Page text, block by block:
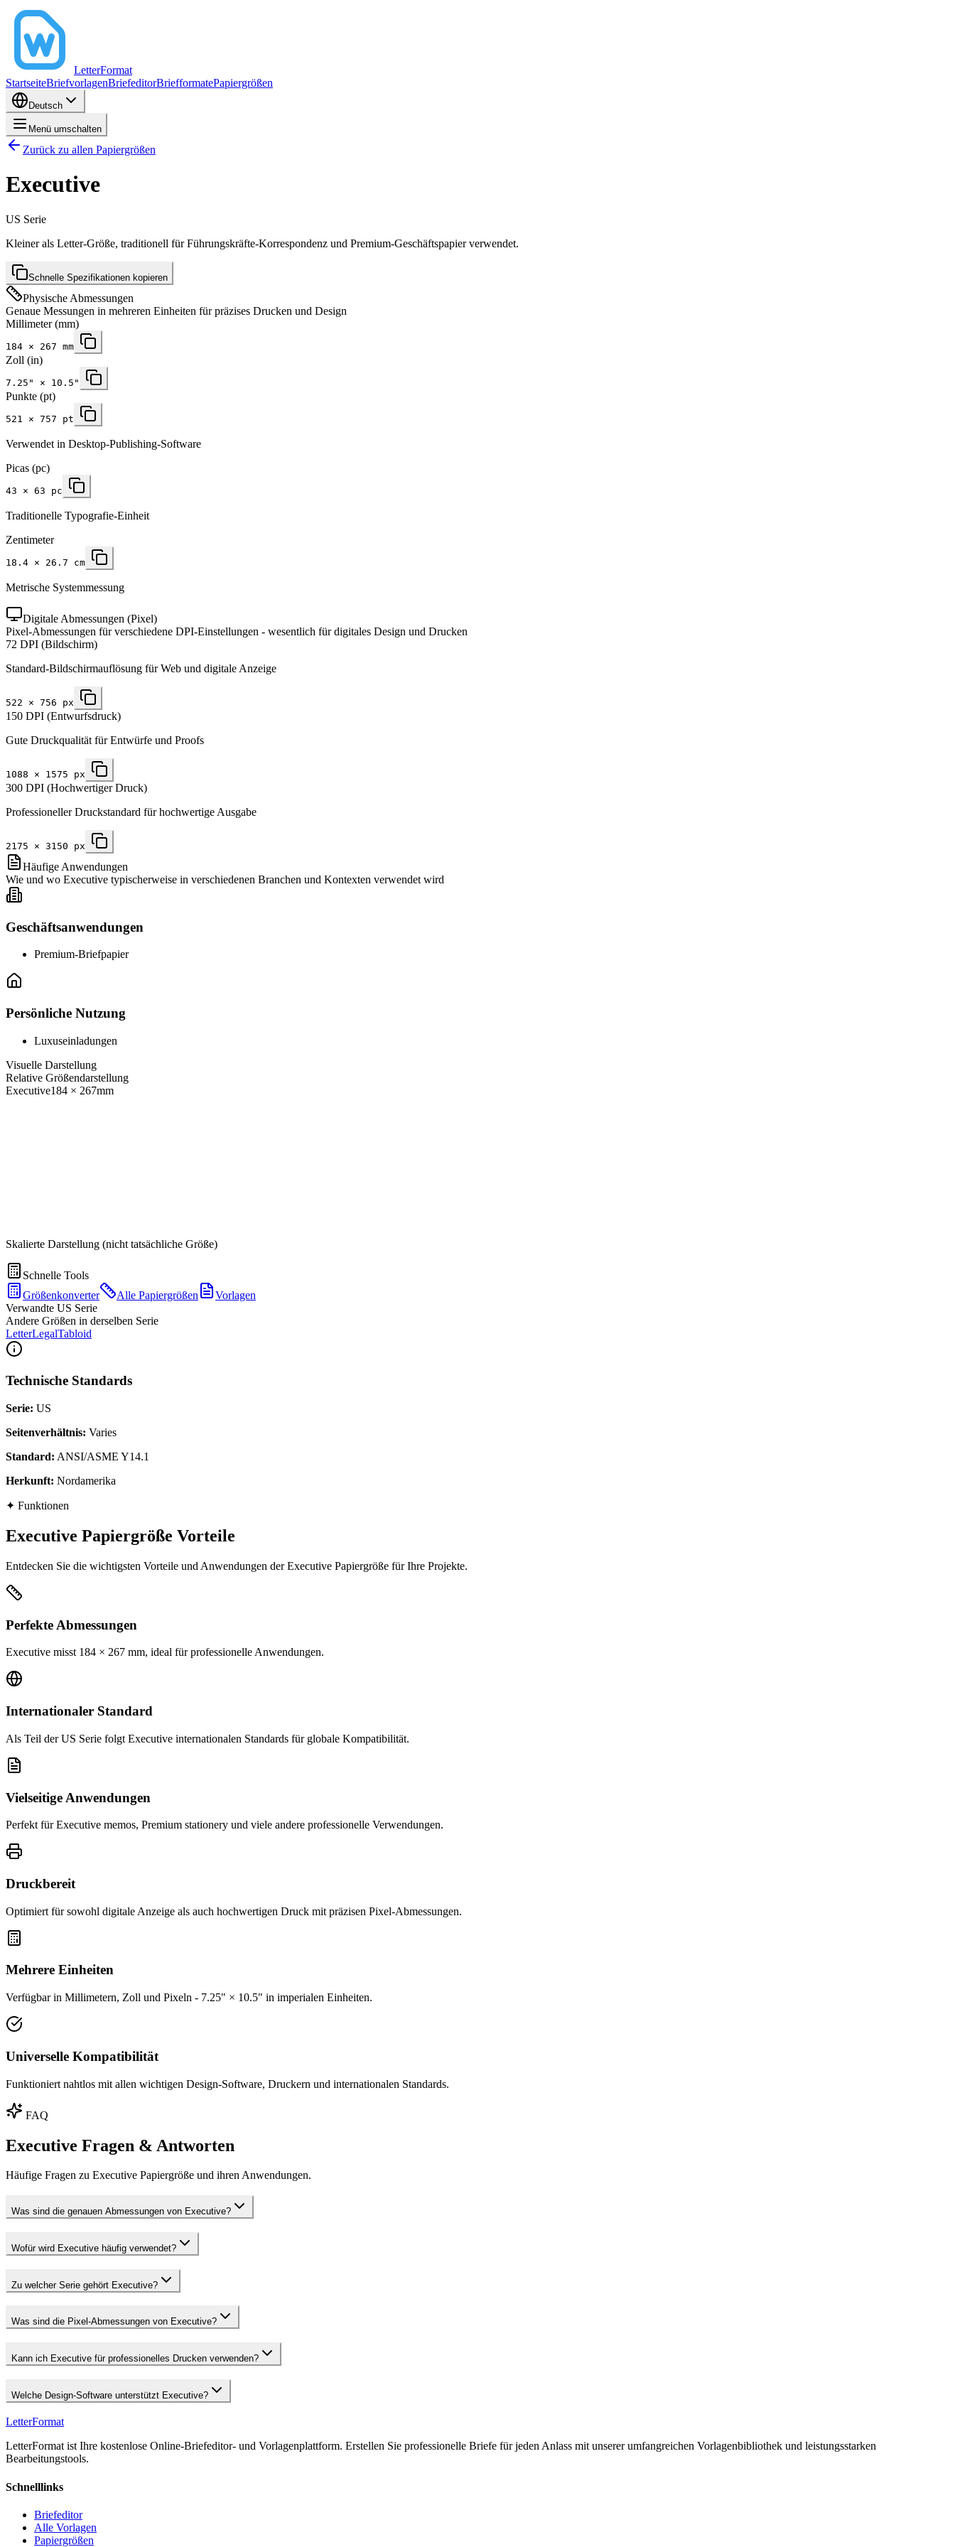
LetterFormat
StartseiteBriefvorlagenBriefeditorBriefformatePapiergrößen
Deutsch
Menü umschalten
Zurück zu allen Papiergrößen
Executive
US Serie
Kleiner als Letter-Größe, traditionell für Führungskräfte-Korrespondenz und Premium-Geschäftspapier verwendet.
Schnelle Spezifikationen kopieren
Physische Abmessungen
Genaue Messungen in mehreren Einheiten für präzises Drucken und Design
Millimeter(mm)
184 × 267 mm
Zoll (in)
7.25 " × 10.5 "
Punkte (pt)
521 × 757 pt
Verwendet in Desktop-Publishing-Software
Picas (pc)
43 × 63 pc
Traditionelle Typografie-Einheit
Zentimeter
18.4 × 26.7 cm
Metrische Systemmessung
Digitale Abmessungen (Pixel)
Pixel-Abmessungen für verschiedene DPI-Einstellungen - wesentlich für digitales Design und Drucken
72 DPI (Bildschirm)
Standard-Bildschirmauflösung für Web und digitale Anzeige
522 × 756 px
150 DPI (Entwurfsdruck)
Gute Druckqualität für Entwürfe und Proofs
1088 × 1575 px
300 DPI (Hochwertiger Druck)
Professioneller Druckstandard für hochwertige Ausgabe
2175 × 3150 px
Häufige Anwendungen
Wie und wo Executive typischerweise in verschiedenen Branchen und Kontexten verwendet wird
Geschäftsanwendungen
Premium-Briefpapier
Persönliche Nutzung
Luxuseinladungen
Visuelle Darstellung
Relative Größendarstellung
Executive184 × 267mm
Skalierte Darstellung (nicht tatsächliche Größe)
Schnelle Tools
Größenkonverter
Alle Papiergrößen
Vorlagen
Verwandte US Serie
Andere Größen in derselben Serie
LetterLegalTabloid
Technische Standards
Serie: US
Seitenverhältnis: Varies
Standard: ANSI/ASME Y14.1
Herkunft: Nordamerika
✦ Funktionen
Executive Papiergröße Vorteile
Entdecken Sie die wichtigsten Vorteile und Anwendungen der Executive Papiergröße für Ihre Projekte.
Perfekte Abmessungen
Executive misst 184 × 267 mm, ideal für professionelle Anwendungen.
Internationaler Standard
Als Teil der US Serie folgt Executive internationalen Standards für globale Kompatibilität.
Vielseitige Anwendungen
Perfekt für Executive memos, Premium stationery und viele andere professionelle Verwendungen.
Druckbereit
Optimiert für sowohl digitale Anzeige als auch hochwertigen Druck mit präzisen Pixel-Abmessungen.
Mehrere Einheiten
Verfügbar in Millimetern, Zoll und Pixeln - 7.25" × 10.5" in imperialen Einheiten.
Universelle Kompatibilität
Funktioniert nahtlos mit allen wichtigen Design-Software, Druckern und internationalen Standards.
FAQ
Executive Fragen & Antworten
Häufige Fragen zu Executive Papiergröße und ihren Anwendungen.
Was sind die genauen Abmessungen von Executive?
Wofür wird Executive häufig verwendet?
Zu welcher Serie gehört Executive?
Was sind die Pixel-Abmessungen von Executive?
Kann ich Executive für professionelles Drucken verwenden?
Welche Design-Software unterstützt Executive?
LetterFormat
LetterFormat ist Ihre kostenlose Online-Briefeditor- und Vorlagenplattform. Erstellen Sie professionelle Briefe für jeden Anlass mit unserer umfangreichen Vorlagenbibliothek und leistungsstarken
Bearbeitungstools.
Schnelllinks
Briefeditor
Alle Vorlagen
Papiergrößen